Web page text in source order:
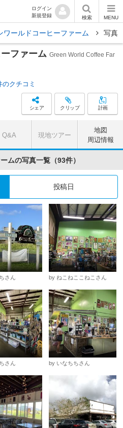
ログイン
新規登録
検索 MENU
ワールドコーヒーファーム 写真
ファーム Green World Coffee Far
のクチコミ
シェア クリップ 計画
Q&A 現地ツアー
地図
周辺情報
ムの写真一覧（93件）
投稿日
さん by ねこねここねこさん
さん by いなちちさん